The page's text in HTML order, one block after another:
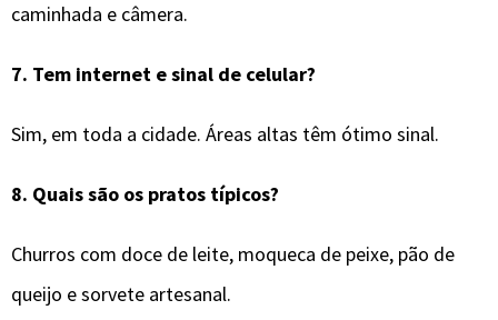
caminhada e câmera.
7. Tem internet e sinal de celular?
Sim, em toda a cidade. Áreas altas têm ótimo sinal.
8. Quais são os pratos típicos?
Churros com doce de leite, moqueca de peixe, pão de
queijo e sorvete artesanal.